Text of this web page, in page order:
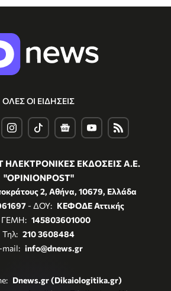
ΟΛΕΣ ΟΙ ΕΙΔΗΣΕΙΣ
ΗΛΕΚΤΡΟΝΙΚΕΣ ΕΚΔΟΣΕΙΣ Α.Ε.
"OPINIONPOST"
2, Αθήνα, 10679, Ελλάδα
- ΔΟΥ: ΚΕΦΟΔΕ Αττικής
ΓΕΜΗ: 145803601000
Τηλ: 210 3608484
mail: info@dnews.gr
Dnews.gr (Dikaiologitika.gr)